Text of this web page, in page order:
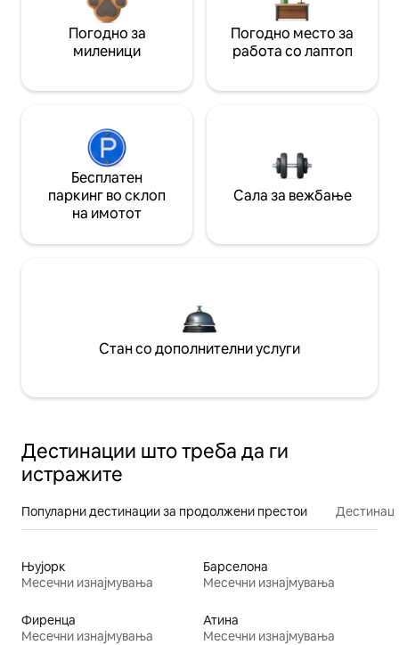
Погодно за
миленици
Погодно место за
работа со лаптоп
Бесплатен
паркинг во склоп
на имотот
Сала за вежбање
Стан со дополнителни услуги
Дестинации што треба да ги
истражите
Популарни дестинации за продолжени престои
Њујорк
Месечни изнајмувања
Барселона
Месечни изнајмувања
Фиренца
Месечни изнајмувања
Атина
Месечни изнајмувања